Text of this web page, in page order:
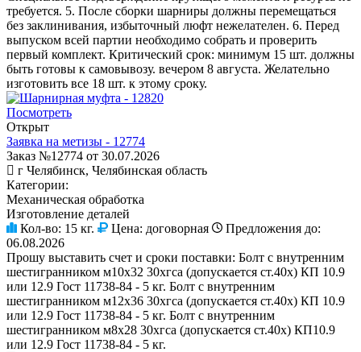
требуется. 5. После сборки шарниры должны перемещаться
без заклинивания, избыточный люфт нежелателен. 6. Перед
выпуском всей партии необходимо собрать и проверить
первый комплект. Критический срок: минимум 15 шт. должны
быть готовы к самовывозу. вечером 8 августа. Желательно
изготовить все 18 шт. к этому сроку.
Посмотреть
Открыт
Заявка на метизы - 12774
Заказ №12774 от 30.07.2026
г Челябинск, Челябинская область
Категории:
Механическая обработка
Изготовление деталей
Кол-во: 15 кг. Цена: договорная
Предложения до:
06.08.2026
Прошу выставить счет и сроки поставки: Болт с внутренним
шестигранником м10x32 30хгса (допускается ст.40х) КП 10.9
или 12.9 Гост 11738-84 - 5 кг. Болт с внутренним
шестигранником м12x36 30хгса (допускается ст.40х) КП 10.9
или 12.9 Гост 11738-84 - 5 кг. Болт с внутренним
шестигранником м8x28 30хгса (допускается ст.40х) КП10.9
или 12.9 Гост 11738-84 - 5 кг.